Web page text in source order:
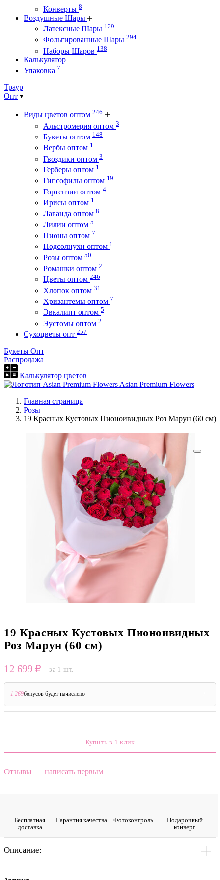
Конверты 8
Воздушные Шары
Латексные Шары 129
Фольгированные Шары 294
Наборы Шаров 138
Калькулятор
Упаковка 7
Траур
Опт
Виды цветов оптом 246
Альстромерия оптом 3
Букеты оптом 148
Вербы оптом 1
Гвоздики оптом 3
Герберы оптом 1
Гипсофилы оптом 19
Гортензии оптом 4
Ирисы оптом 1
Лаванда оптом 8
Лилии оптом 5
Пионы оптом 7
Подсолнухи оптом 1
Розы оптом 50
Ромашки оптом 2
Цветы оптом 246
Хлопок оптом 31
Хризантемы оптом 7
Эвкалипт оптом 5
Эустомы оптом 2
Сухоцветы опт 257
Букеты Опт
Распродажа
Калькулятор цветов
Asian Premium Flowers
Главная страница
Розы
19 Красных Кустовых Пионоивидных Роз Марун (60 см)
19 Красных Кустовых Пионоивидных
Роз Марун (60 см)
12 699 за 1 шт.
1 269бонусов будет начислено
Купить в 1 клик
Отзывы написать первым
Бесплатная
доставка
Гарантия качества Фото­контроль
Подарочный
конверт
Описание: